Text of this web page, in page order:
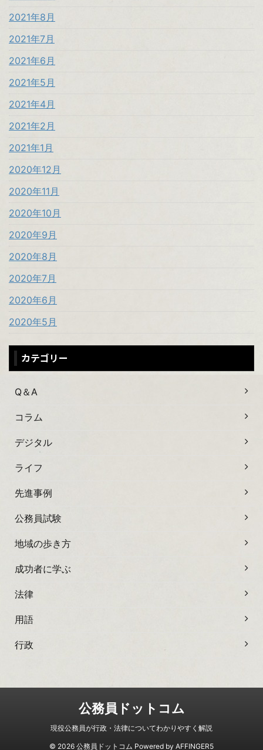
2021年8月
2021年7月
2021年6月
2021年5月
2021年4月
2021年2月
2021年1月
2020年12月
2020年11月
2020年10月
2020年9月
2020年8月
2020年7月
2020年6月
2020年5月
カテゴリー
Q＆A
コラム
デジタル
ライフ
先進事例
公務員試験
地域の歩き方
成功者に学ぶ
法律
用語
行政
公務員ドットコム
現役公務員が行政・法律についてわかりやすく解説
© 2026 公務員ドットコム Powered by AFFINGER5